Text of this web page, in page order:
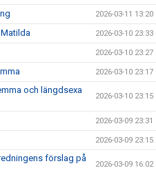
2026-03-11 13:20
2026-03-10 23:33
2026-03-10 23:27
2026-03-10 23:17
och längdsexa
2026-03-10 23:15
2026-03-09 23:31
2026-03-09 23:15
förslag på
2026-03-09 16:02